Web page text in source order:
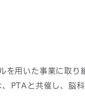
用いた事業に取り
PTAと共催し、脳